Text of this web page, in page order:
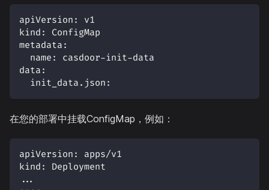
apiVersion :
v1
kind :
ConfigMap
metadata :
name : casdoor-init-data
data :
  init_data.json
:
在您的部署中挂载ConfigMap，例如：
apiVersion :
apps/v1
kind :
Deployment
...